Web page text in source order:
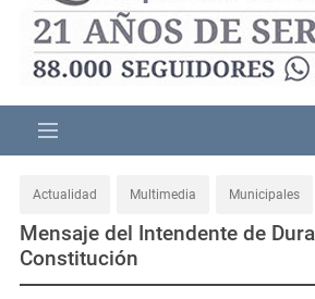
Actualidad Multimedia Municipales
Mensaje del Intendente de
Constitución